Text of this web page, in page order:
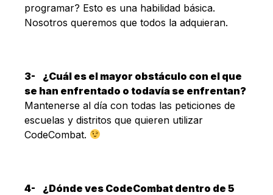
programar? Esto es una habilidad básica.
Nosotros queremos que todos la adquieran.
3-
¿Cuál es el mayor obstáculo con el que
se han enfrentado o todavía se enfrentan?
Mantenerse al día con todas las peticiones de
escuelas y distritos que quieren utilizar
CodeCombat.
4-
¿Dónde ves CodeCombat dentro de 5